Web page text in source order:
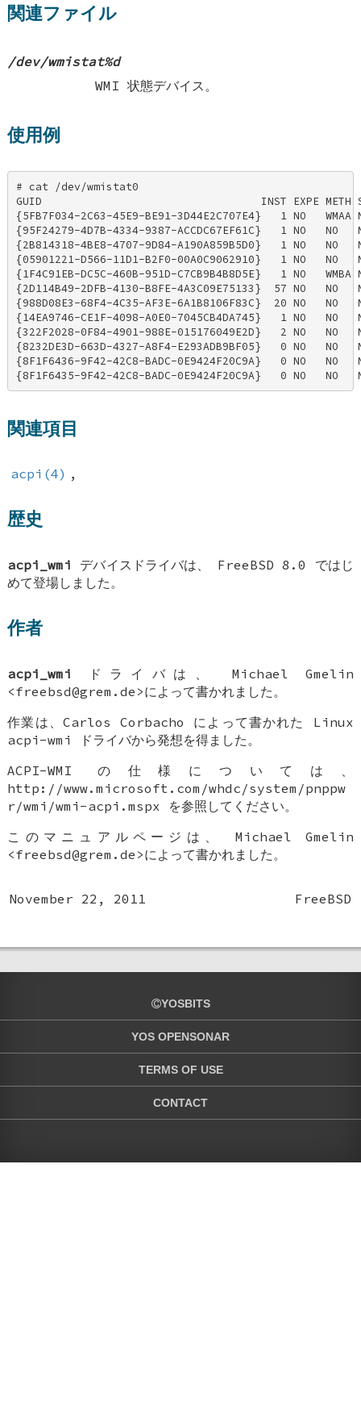
関連ファイル
/dev/wmistat%d
WMI 状態デバイス。
使用例
# cat /dev/wmistat0
GUID                                  INST EXPE METH
{5FB7F034-2C63-45E9-BE91-3D44E2C707E4}   1 NO
{95F24279-4D7B-4334-9387-ACCDC67EF61C}   1 NO   NO
{2B814318-4BE8-4707-9D84-A190A859B5D0}   1 NO   NO
{05901221-D566-11D1-B2F0-00A0C9062910}   1 NO   NO
{1F4C91EB-DC5C-460B-951D-C7CB9B4B8D5E}   1 NO
{2D114B49-2DFB-4130-B8FE-4A3C09E75133}  57 NO   NO
{988D08E3-68F4-4C35-AF3E-6A1B8106F83C}  20 NO   NO
{14EA9746-CE1F-4098-A0E0-7045CB4DA745}   1 NO   NO
{322F2028-0F84-4901-988E-015176049E2D}   2 NO   NO
{8232DE3D-663D-4327-A8F4-E293ADB9BF05}   0 NO   NO
{8F1F6436-9F42-42C8-BADC-0E9424F20C9A}   0 NO   NO
{8F1F6435-9F42-42C8-BADC-0E9424F20C9A}   0 NO   NO
関連項目
acpi(4) ,
歴史
acpi_wmi デバイスドライバは、 FreeBSD 8.0
ではじ
めて登場しました。
作者
acpi_wmi ドライバは、Michael Gmelin
<freebsd@grem.de>によって書かれました。
作業は、Carlos Corbacho によって書かれた Linux
acpi-wmi ドライバから発想を得ました。
ACPI-WMI の仕様については、
http://www.microsoft.com/whdc/system/pnppw
r/wmi/wmi-acpi.mspx を参照してください。
このマニュアルページは、Michael Gmelin
<freebsd@grem.de>によって書かれました。
November 22, 2011 FreeBSD
YOSBITS
YOS OPENSONAR
TERMS OF USE
CONTACT